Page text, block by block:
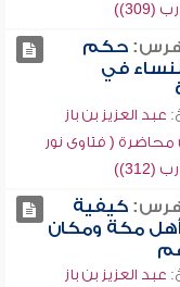
حكم
في
عبد العزيز بن باز
( فتاوى نور
كيفية
أهل مكة ومكان
عبد العزيز بن باز